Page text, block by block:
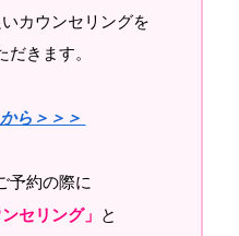
カウンセリングを
だきます。
ら＞＞＞
予約の際に
セリング」 と